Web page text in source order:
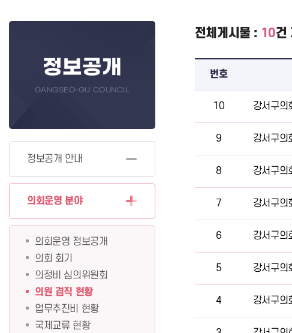
정보공개
GANGSEO-GU COUNCIL
정보공개 안내
의회운영 분야
의회운영 정보공개
의회 회기
의정비 심의위원회
의원 겸직 현황
업무추진비 현황
국제교류 현황
전체게시물 : 10건
번호
10 강서구
9 강서구
8 강서구
7 강서구
6 강서구
5 강서구
4 강서구